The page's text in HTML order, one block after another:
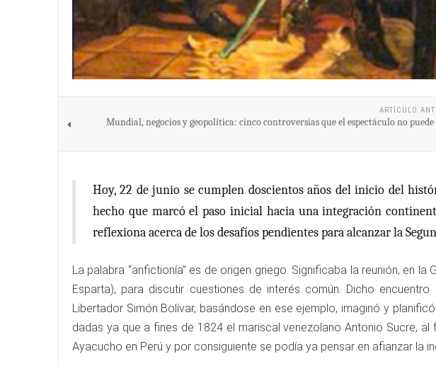
ARTÍCULO
Mundial, negocios y geopolítica: cinco controversias que el espectáculo no
Hoy, 22 de junio se cumplen doscientos años del inicio del
hecho que marcó el paso inicial hacia una integración
reflexiona acerca de los desafíos pendientes para alcanzar la
La palabra “anfictionía” es de origen griego. Significaba la reunión, en
Esparta), para discutir cuestiones de interés común. Dicho
Libertador Simón Bolívar, basándose en ese ejemplo, imaginó y
dadas ya que a fines de 1824 el mariscal venezolano Antonio Sucre,
Ayacucho en Perú y por consiguiente se podía ya pensar en afianzar la